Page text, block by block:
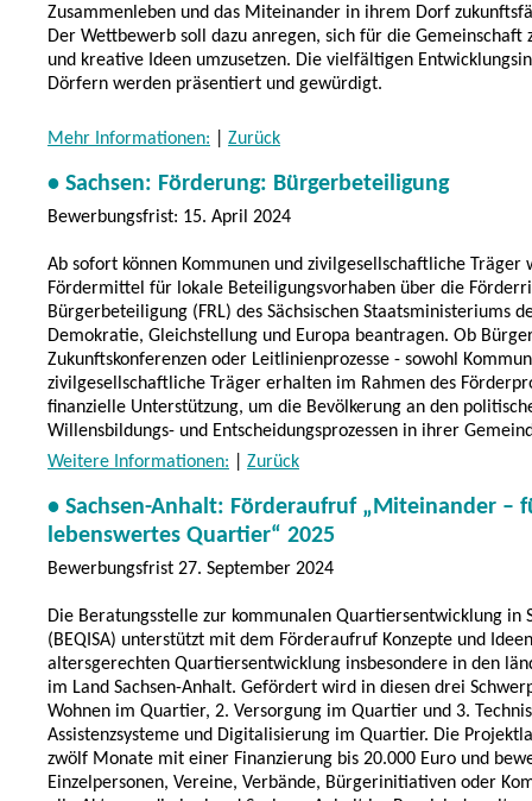
Zusammenleben und das Miteinander in ihrem Dorf
Der Wettbewerb soll dazu anregen, sich für die Gemeinschaft
und kreative Ideen umzusetzen. Die vielfältigen
Dörfern werden präsentiert und gewürdigt.
Mehr Informationen: Zurück
• Sachsen: Förderung: Bürgerbeteiligung
Bewerbungsfrist: 15. April 2024
Ab sofort können Kommunen und zivilgesellschaftliche Träger
Fördermittel für lokale Beteiligungsvorhaben über die
Bürgerbeteiligung (FRL) des Sächsischen Staatsministeriums
Demokratie, Gleichstellung und Europa beantragen. Ob
Zukunftskonferenzen oder Leitlinienprozesse - sowohl
zivilgesellschaftliche Träger erhalten im Rahmen des
finanzielle Unterstützung, um die Bevölkerung an den
Willensbildungs- und Entscheidungsprozessen in ihrer
Weitere Informationen:
Zurück
• Sachsen-Anhalt: Förderaufruf „Miteinander –
lebenswertes Quartier“ 2025
Bewerbungsfrist 27. September 2024
Die Beratungsstelle zur kommunalen Quartiersentwicklung in
(BEQISA) unterstützt mit dem Förderaufruf Konzepte und
altersgerechten Quartiersentwicklung insbesondere in den
im Land Sachsen-Anhalt. Gefördert wird in diesen drei
Wohnen im Quartier, 2. Versorgung im Quartier und 3.
Assistenzsysteme und Digitalisierung im Quartier. Die
zwölf Monate mit einer Finanzierung bis 20.000 Euro und
Einzelpersonen, Vereine, Verbände, Bürgerinitiativen oder